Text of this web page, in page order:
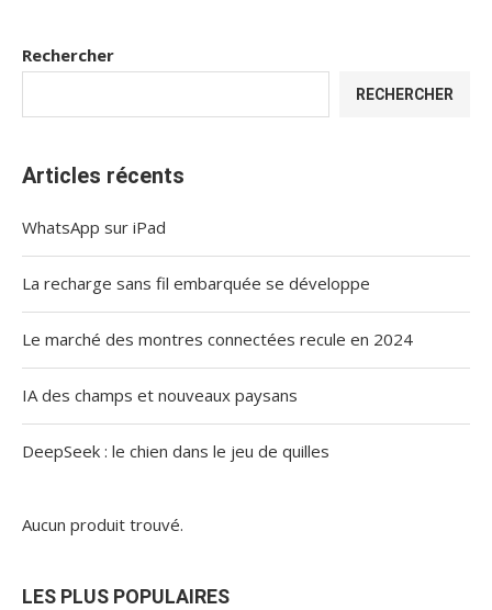
Rechercher
RECHERCHER
Articles récents
WhatsApp sur iPad
La recharge sans fil embarquée se développe
Le marché des montres connectées recule en 2024
IA des champs et nouveaux paysans
DeepSeek : le chien dans le jeu de quilles
Aucun produit trouvé.
LES PLUS POPULAIRES